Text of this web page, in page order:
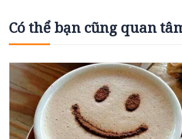
Có thể bạn cũng quan